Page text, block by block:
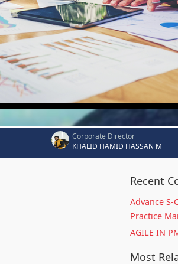
Corporate Director
KHALID HAMID HASSAN M
Recent
Advance
Practice
AGILE IN
Most